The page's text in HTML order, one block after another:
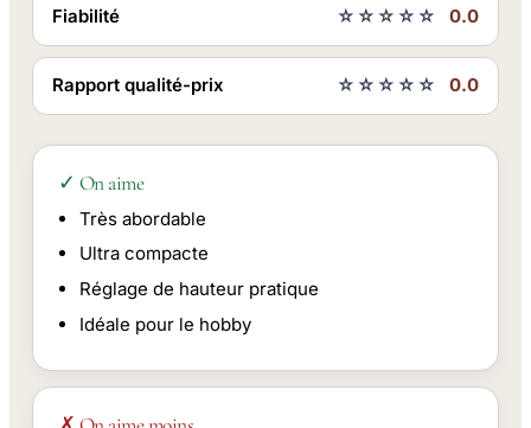
Fiabilité ☆☆☆☆☆ 0.0
Rapport qualité-prix ☆☆☆☆☆ 0.0
✓ On aime
Très abordable
Ultra compacte
Réglage de hauteur pratique
Idéale pour le hobby